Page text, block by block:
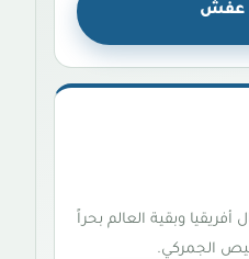
عفش
وبقية العالم بحراً
الجمركي.